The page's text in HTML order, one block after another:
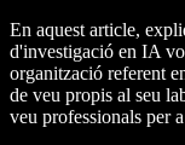
En aquest article,
d'investigació en IA
organització referent
de veu propis al seu
veu professionals per